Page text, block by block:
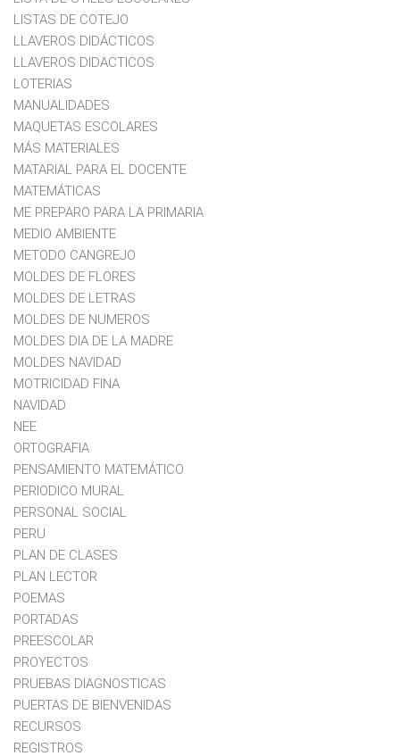
LISTAS DE COTEJO
LLAVEROS DIDÁCTICOS
LLAVEROS DIDACTICOS
LOTERIAS
MANUALIDADES
MAQUETAS ESCOLARES
MÁS MATERIALES
MATARIAL PARA EL DOCENTE
MATEMÁTICAS
ME PREPARO PARA LA PRIMARIA
MEDIO AMBIENTE
METODO CANGREJO
MOLDES DE FLORES
MOLDES DE LETRAS
MOLDES DE NUMEROS
MOLDES DIA DE LA MADRE
MOLDES NAVIDAD
MOTRICIDAD FINA
NAVIDAD
NEE
ORTOGRAFIA
PENSAMIENTO MATEMÁTICO
PERIODICO MURAL
PERSONAL SOCIAL
PERU
PLAN DE CLASES
PLAN LECTOR
POEMAS
PORTADAS
PREESCOLAR
PROYECTOS
PRUEBAS DIAGNOSTICAS
PUERTAS DE BIENVENIDAS
RECURSOS
REGISTROS